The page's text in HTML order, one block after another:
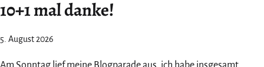
10+1 mal danke!
5. August 2026